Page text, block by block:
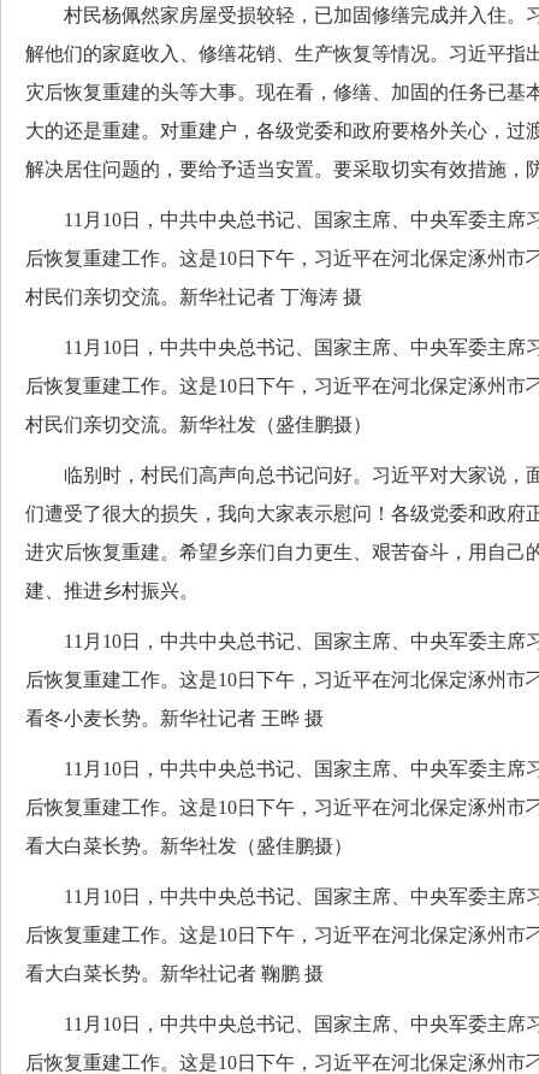
村民杨佩然家房屋受损较轻，已加固修缮完成并入住。
解他们的家庭收入、修缮花销、生产恢复等情况。习近平指
灾后恢复重建的头等大事。现在看，修缮、加固的任务已基
大的还是重建。对重建户，各级党委和政府要格外关心，过
解决居住问题的，要给予适当安置。要采取切实有效措施，
11月10日，中共中央总书记、国家主席、中央军委主席
后恢复重建工作。这是10日下午，习近平在河北保定涿州市
村民们亲切交流。新华社记者 丁海涛 摄
11月10日，中共中央总书记、国家主席、中央军委主席
后恢复重建工作。这是10日下午，习近平在河北保定涿州市
村民们亲切交流。新华社发（盛佳鹏摄）
临别时，村民们高声向总书记问好。习近平对大家说，
们遭受了很大的损失，我向大家表示慰问！各级党委和政府
进灾后恢复重建。希望乡亲们自力更生、艰苦奋斗，用自己
建、推进乡村振兴。
11月10日，中共中央总书记、国家主席、中央军委主席
后恢复重建工作。这是10日下午，习近平在河北保定涿州市
看冬小麦长势。新华社记者 王晔 摄
11月10日，中共中央总书记、国家主席、中央军委主席
后恢复重建工作。这是10日下午，习近平在河北保定涿州市
看大白菜长势。新华社发（盛佳鹏摄）
11月10日，中共中央总书记、国家主席、中央军委主席
后恢复重建工作。这是10日下午，习近平在河北保定涿州市
看大白菜长势。新华社记者 鞠鹏 摄
11月10日，中共中央总书记、国家主席、中央军委主席
后恢复重建工作。这是10日下午，习近平在河北保定涿州市